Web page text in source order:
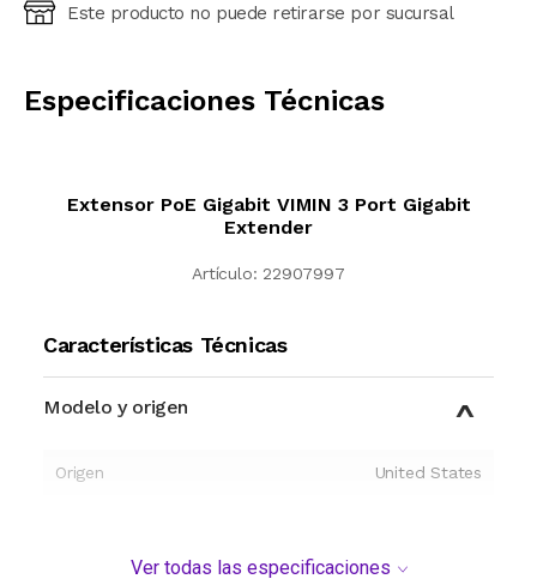
Ingresá código postal (sólo números)
Este producto no puede retirarse por sucursal
Especificaciones Técnicas
Extensor PoE Gigabit VIMIN 3 Port Gigabit
Extender
Artículo: 22907997
Características Técnicas
Modelo y origen
Origen United States
Ver todas las especificaciones